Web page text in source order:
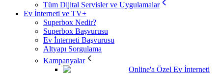
Tüm Dijital Servisler ve Uygulamalar
Ev İnterneti ve TV+
Superbox Nedir?
Superbox Başvurusu
Ev İnterneti Başvurusu
Altyapı Sorgulama
Kampanyalar
Online'a Özel Ev İnterneti